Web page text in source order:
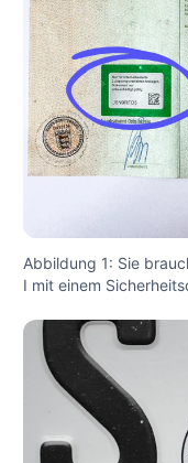
Abbildung 1: Sie
I mit einem